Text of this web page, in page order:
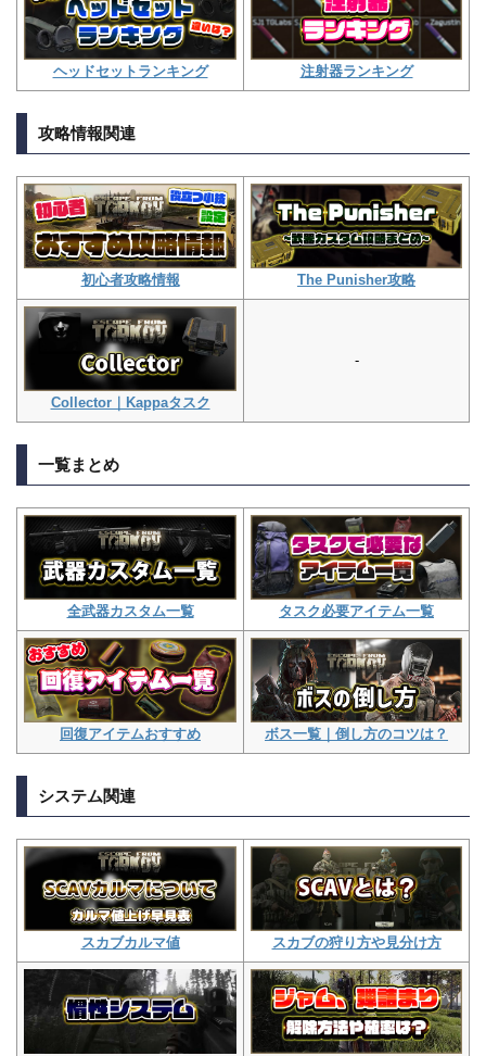
ヘッドセットランキング 注射器ランキング
攻略情報関連
初心者攻略情報 The Punisher攻略
Collector｜Kappaタスク
-
一覧まとめ
全武器カスタム一覧 タスク必要アイテム一覧
回復アイテムおすすめ ボス一覧｜倒し方のコツは？
システム関連
スカブカルマ値 スカブの狩り方や見分け方